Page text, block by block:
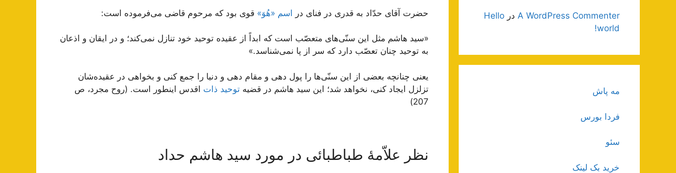
حضرت آقاى حدّاد به قدرى در فناى در اسم «هُوَ» قوى بود كه مرحوم قاضى می‌فرموده است:
«سيد هاشم مثل اين سنّی‌‏هاى متعصّب است كه ابداً از عقيده توحيد خود تنازل نمی‌‏كند؛ و در ايقان و اذعان
به توحيد چنان تعصّب دارد كه سر از پا نمی‌‏شناسد.»
يعنى چنانچه بعضى از اين سنّی‌ها را پول دهى و مقام دهى و دنيا را جمع كنى و بخواهى در عقيده‌‏شان
تزلزل ايجاد كنى، نخواهد شد؛ اين سيد هاشم در قضيه توحيد ذات اقدس اين‏طور است. (روح مجرد، ص
207)
نظر علاّمۀ طباطبائی در مورد سید هاشم حداد
A WordPress Commenter در Hello
world!
مه پاش
فردا بورس
سئو
خرید بک لینک